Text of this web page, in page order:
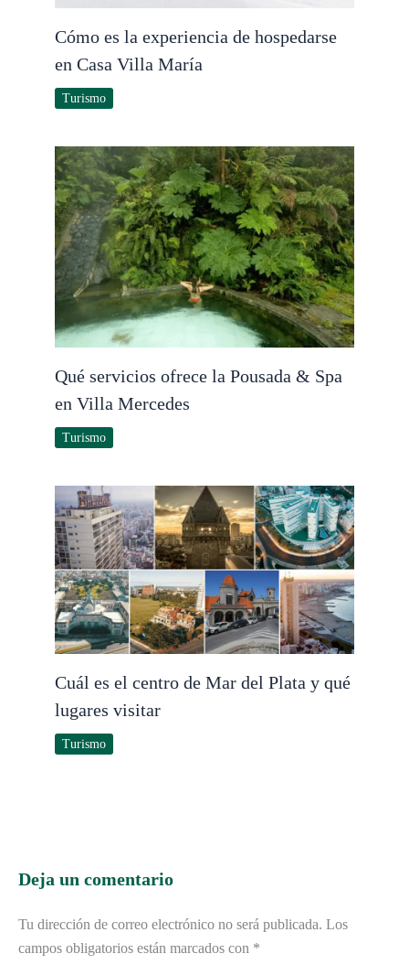
Cómo es la experiencia de hospedarse
en Casa Villa María
Turismo
Qué servicios ofrece la Pousada & Spa
en Villa Mercedes
Turismo
Cuál es el centro de Mar del Plata y qué
lugares visitar
Turismo
Deja un comentario
Tu dirección de correo electrónico no será publicada. Los
campos obligatorios están marcados con *